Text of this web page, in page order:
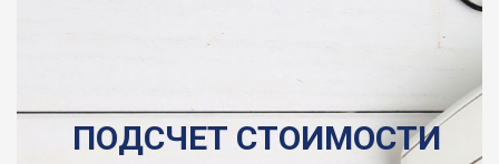
ПОДСЧЕТ СТОИМОСТИ